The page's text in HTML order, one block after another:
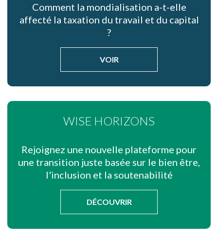
Comment la mondialisation a-t-elle
affecté la taxation du travail et du capital
?
VOIR
WISE HORIZONS
Rejoignez une nouvelle plateforme pour
une transition juste basée sur le bien être,
l'inclusion et la soutenabilité
DÉCOUVRIR